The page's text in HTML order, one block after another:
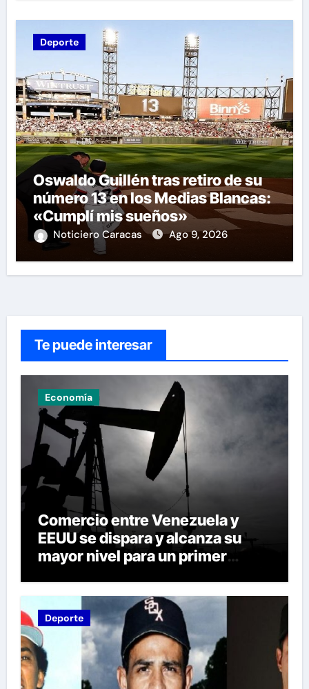
Deporte
Oswaldo Guillén tras retiro de su
número 13 en los Medias Blancas:
«Cumplí mis sueños»
Noticiero Caracas Ago 9, 2026
Te puede interesar
Economía
Comercio entre Venezuela y
EEUU se dispara y alcanza su
mayor nivel para un primer
Deporte